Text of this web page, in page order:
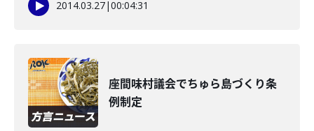
2014.03.27|00:04:31
座間味村議会でちゅら島づくり条
例制定